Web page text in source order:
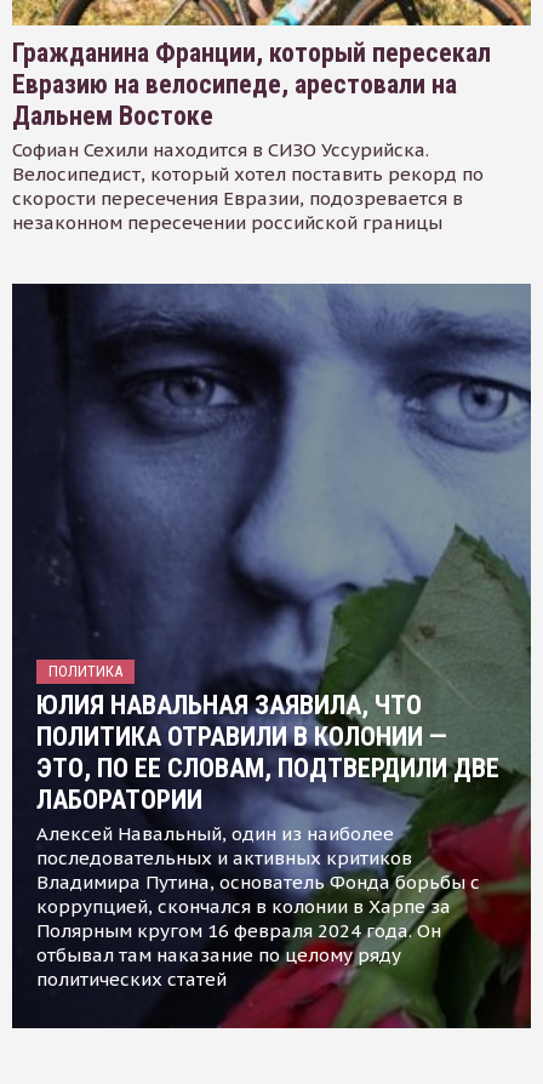
Гражданина Франции, который пересекал
Евразию на велосипеде, арестовали на
Дальнем Востоке
Софиан Сехили находится в СИЗО Уссурийска.
Велосипедист, который хотел поставить рекорд по
скорости пересечения Евразии, подозревается в
незаконном пересечении российской границы
ПОЛИТИКА
ЮЛИЯ НАВАЛЬНАЯ ЗАЯВИЛА, ЧТО
ПОЛИТИКА ОТРАВИЛИ В КОЛОНИИ —
ЭТО, ПО ЕЕ СЛОВАМ, ПОДТВЕРДИЛИ ДВЕ
ЛАБОРАТОРИИ
Алексей Навальный, один из наиболее
последовательных и активных критиков
Владимира Путина, основатель Фонда борьбы с
коррупцией, скончался в колонии в Харпе за
Полярным кругом 16 февраля 2024 года. Он
отбывал там наказание по целому ряду
политических статей